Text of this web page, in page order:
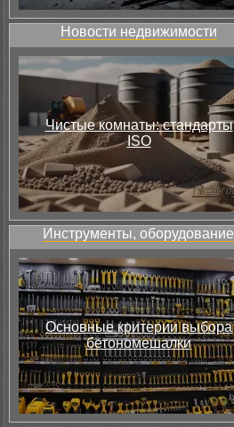
Новости недвижимости
Чистые комнаты: стандарты
ISO
Инструменты, оборудование
Основные критерии выбора
бетономешалки